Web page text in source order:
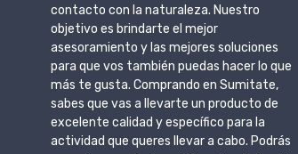
contacto con la naturaleza. Nuestro
objetivo es brindarte el mejor
asesoramiento y las mejores soluciones
para que vos también puedas hacer lo que
más te gusta. Comprando en Sumitate,
sabes que vas a llevarte un producto de
excelente calidad y específico para la
actividad que queres llevar a cabo. Podrás